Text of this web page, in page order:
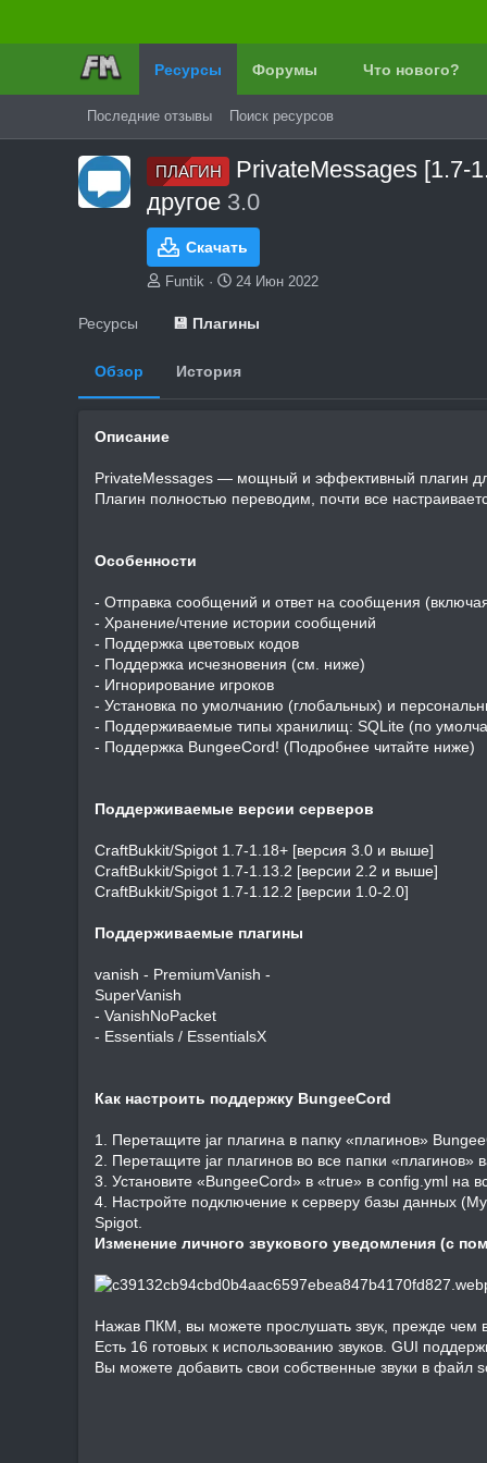
Ресурсы Форумы Что нового?
Последние отзывы Поиск ресурсов
ПЛАГИН
PrivateMessages [1.7-
другое 3.0
Скачать
А
Funtik
Д
т
о
з
и
я
24 Июн 2022
Ресурсы 💾 Плагины
Обзор История
Описание
PrivateMessages — мощный и эффективный плагин
Плагин полностью переводим, почти все
Особенности
- Отправка сообщений и ответ на сообщения
- Хранение/чтение истории сообщений
- Поддержка цветовых кодов
- Поддержка исчезновения (см. ниже)
- Игнорирование игроков
- Установка по умолчанию (глобальных) и
- Поддерживаемые типы хранилищ: SQLite (по
- Поддержка BungeeCord! (Подробнее читайте ниже)
Поддерживаемые версии серверов
CraftBukkit/Spigot 1.7-1.18+ [версия 3.0 и выше]
CraftBukkit/Spigot 1.7-1.13.2 [версии 2.2 и выше]
CraftBukkit/Spigot 1.7-1.12.2 [версии 1.0-2.0]
Поддерживаемые плагины
vanish - PremiumVanish -
SuperVanish
- VanishNoPacket
- Essentials / EssentialsX
Как настроить поддержку BungeeCord
1. Перетащите jar плагина в папку «плагинов»
2. Перетащите jar плагинов во все папки «плагинов»
3. Установите «BungeeCord» в «true» в config.yml на
4. Настройте подключение к серверу базы данных
Spigot.
Изменение личного звукового уведомления (с
Нажав ПКМ, вы можете прослушать звук, прежде чем
Есть 16 готовых к использованию звуков. GUI
Вы можете добавить свои собственные звуки в файл